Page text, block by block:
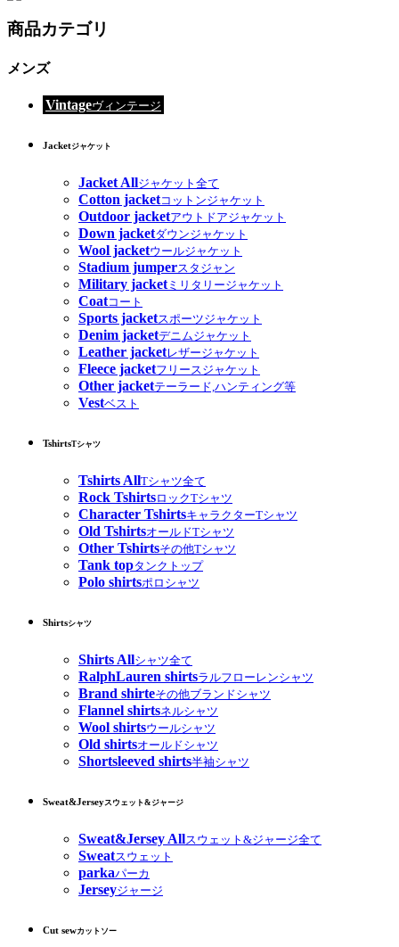
商品カテゴリ
メンズ
Vintageヴィンテージ
Jacketジャケット
Jacket Allジャケット全て
Cotton jacketコットンジャケット
Outdoor jacketアウトドアジャケット
Down jacketダウンジャケット
Wool jacketウールジャケット
Stadium jumperスタジャン
Military jacketミリタリージャケット
Coatコート
Sports jacketスポーツジャケット
Denim jacketデニムジャケット
Leather jacketレザージャケット
Fleece jacketフリースジャケット
Other jacketテーラード,ハンティング等
Vestベスト
TshirtsTシャツ
Tshirts AllTシャツ全て
Rock TshirtsロックTシャツ
Character TshirtsキャラクターTシャツ
Old TshirtsオールドTシャツ
Other Tshirtsその他Tシャツ
Tank topタンクトップ
Polo shirtsポロシャツ
Shirtsシャツ
Shirts Allシャツ全て
RalphLauren shirtsラルフローレンシャツ
Brand shirteその他ブランドシャツ
Flannel shirtsネルシャツ
Wool shirtsウールシャツ
Old shirtsオールドシャツ
Shortsleeved shirts半袖シャツ
Sweat&Jerseyスウェット&ジャージ
Sweat&Jersey Allスウェット&ジャージ全て
Sweatスウェット
parkaパーカ
Jerseyジャージ
Cut sewカットソー